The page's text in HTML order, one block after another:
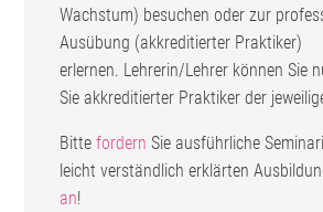
Wachstum) besuchen oder zur
Ausübung (akkreditierter Praktiker)
erlernen. Lehrerin/Lehrer können Sie
Sie akkreditierter Praktiker der
Bittefordern Sie ausführliche
leicht verständlich erklärten
an!